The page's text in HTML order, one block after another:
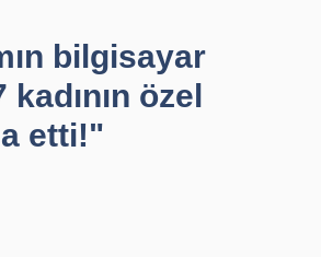
bilgisayar
kadının özel
etti!"